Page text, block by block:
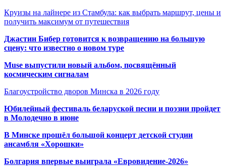
Круизы на лайнере из Стамбула: как выбрать маршрут, цены и
получить максимум от путешествия
Джастин Бибер готовится к возвращению на большую
сцену: что известно о новом туре
Muse выпустили новый альбом, посвящённый
космическим сигналам
Благоустройство дворов Минска в 2026 году
Юбилейный фестиваль беларуской песни и поэзии пройдет
в Молодечно в июне
В Минске прошёл большой концерт детской студии
ансамбля «Хорошки»
Болгария впервые выиграла «Евровидение-2026»